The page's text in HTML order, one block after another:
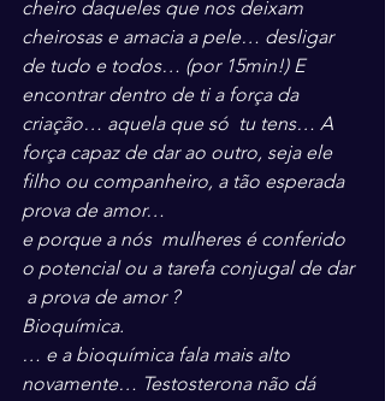
cheiro daqueles que nos deixam
cheirosas e amacia a pele… desligar
de tudo e todos… (por 15min!) E
encontrar dentro de ti a força da
criação… aquela que só  tu tens… A
força capaz de dar ao outro, seja ele
filho ou companheiro, a tão esperada
prova de amor…
e porque a nós  mulheres é conferido
o potencial ou a tarefa conjugal de dar
a prova de amor ?
Bioquímica.
… e a bioquímica fala mais alto
novamente… Testosterona não dá